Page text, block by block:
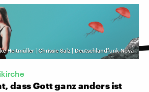
Heitmüller | Chrissie Salz | Deutschlandfunk Nova
dass Gott ganz anders ist